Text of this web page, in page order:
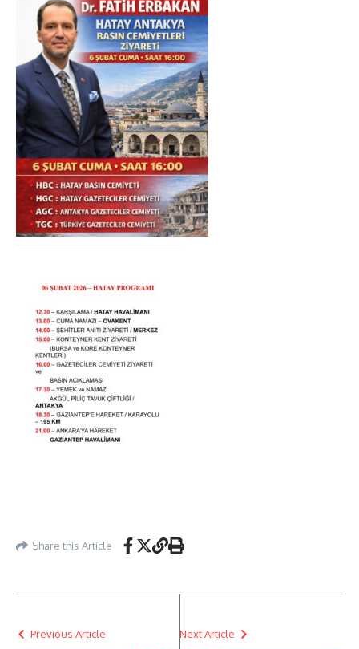
Share this Article
Previous Article Next Article